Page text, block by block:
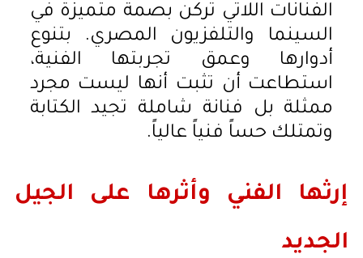
الفنانات اللاتي تركن بصمة متميزة في
السينما والتلفزيون المصري. بتنوع
أدوارها وعمق تجربتها الفنية،
استطاعت أن تثبت أنها ليست مجرد
ممثلة بل فنانة شاملة تجيد الكتابة
وتمتلك حساً فنياً عالياً.
إرثها الفني وأثرها على الجيل
الجديد